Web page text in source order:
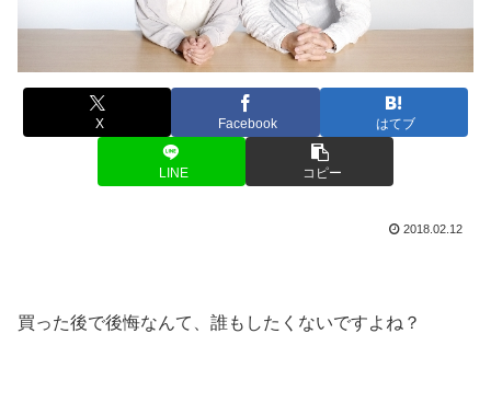
X Facebook はてブ
LINE コピー
2018.02.12
買った後で後悔なんて、誰もしたくないですよね？